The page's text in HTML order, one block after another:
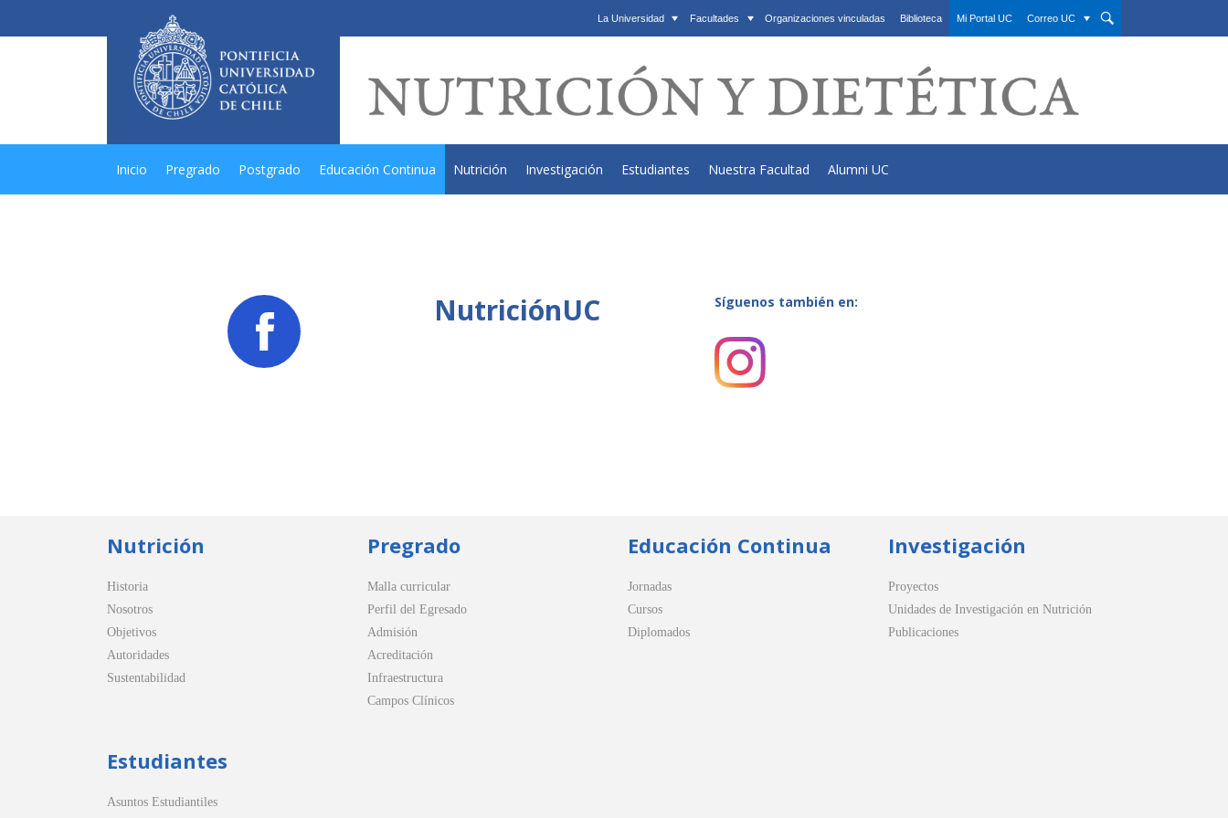
La Universidad Facultades Organizaciones vinculadas Biblioteca Mi Portal UC Correo UC
Inicio Pregrado Postgrado Educación Continua Nutrición Investigación Estudiantes Nuestra Facultad Alumni UC
NutriciónUC Síguenos también en:
Nutrición
Historia
Nosotros
Objetivos
Autoridades
Sustentabilidad
Pregrado
Malla curricular
Perfil del Egresado
Admisión
Acreditación
Infraestructura
Campos Clínicos
Educación Continua
Jornadas
Cursos
Diplomados
Investigación
Proyectos
Unidades de Investigación en Nutrición
Publicaciones
Estudiantes
Asuntos Estudiantiles